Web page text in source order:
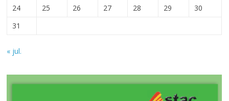
24
25 26 27 28 29
30
31
« jul.